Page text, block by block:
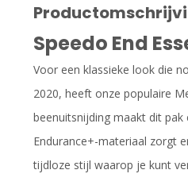
Speedo End
Voor een klassieke look die
2020, heeft onze populaire
beenuitsnijding maakt dit
Endurance+-materiaal zorgt
tijdloze stijl waarop je kunt